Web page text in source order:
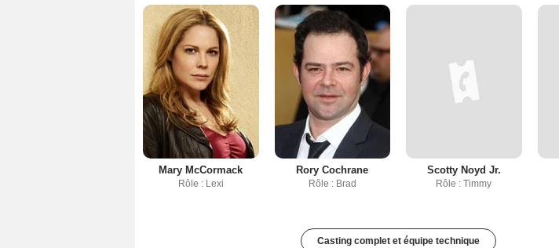
Mary McCormack
Rôle : Lexi
Rory Cochrane
Rôle : Brad
Scotty Noyd Jr.
Rôle : Timmy
Casting complet et équipe technique